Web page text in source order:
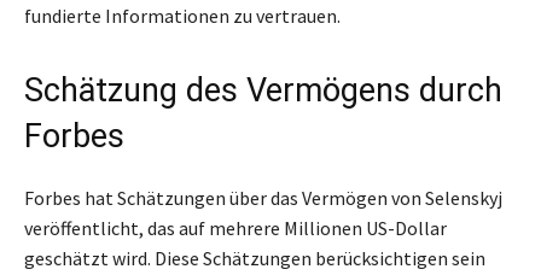
fundierte Informationen zu vertrauen.
Schätzung des Vermögens durch
Forbes
Forbes hat Schätzungen über das Vermögen von Selenskyj
veröffentlicht, das auf mehrere Millionen US-Dollar
geschätzt wird. Diese Schätzungen berücksichtigen sein